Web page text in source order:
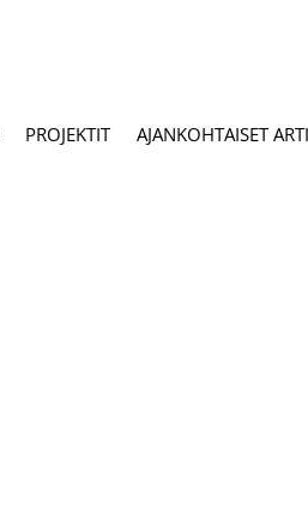
PROJEKTIT AJANKOHTAISET